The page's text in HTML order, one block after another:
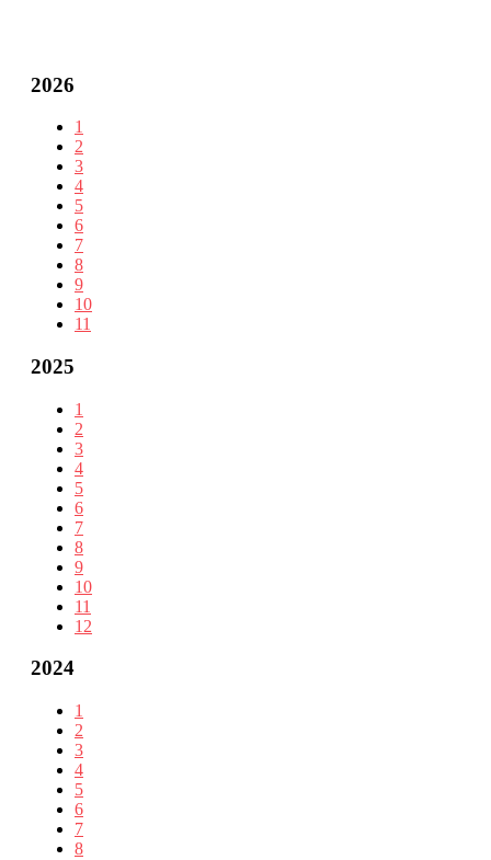
2026
1
2
3
4
5
6
7
8
9
10
11
2025
1
2
3
4
5
6
7
8
9
10
11
12
2024
1
2
3
4
5
6
7
8